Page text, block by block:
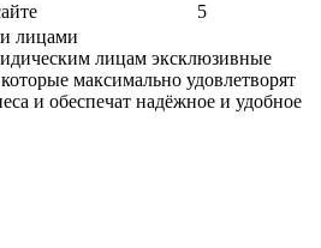
5
лицами
лицам эксклюзивные
максимально удовлетворят
и обеспечат надёжное и удобное